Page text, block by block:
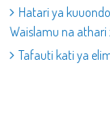
Hatari ya
Waislamu na athari
Tafauti kati ya